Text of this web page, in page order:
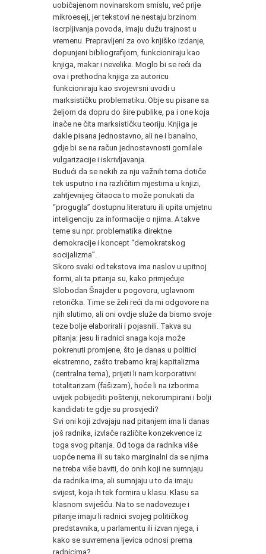
uobičajenom novinarskom smislu, već prije
mikroeseji, jer tekstovi ne nestaju brzinom
iscrpljivanja povoda, imaju dužu trajnost u
vremenu. Prepravljeni za ovo knjiško izdanje,
dopunjeni bibliografijom, funkcioniraju kao
knjiga, makar i nevelika. Moglo bi se reći da
ova i prethodna knjiga za autoricu
funkcioniraju kao svojevrsni uvodi u
marksističku problematiku. Obje su pisane sa
željom da dopru do šire publike, pa i one koja
inače ne čita marksističku teoriju. Knjiga je
dakle pisana jednostavno, ali ne i banalno,
gdje bi se na račun jednostavnosti gomilale
vulgarizacije i iskrivljavanja.
Budući da se nekih za nju važnih tema dotiče
tek usputno i na različitim mjestima u knjizi,
zahtjevnijeg čitaoca to može ponukati da
“progugla” dostupnu literaturu ili upita umjetnu
inteligenciju za informacije o njima. A takve
teme su npr. problematika direktne
demokracije i koncept “demokratskog
socijalizma”.
Skoro svaki od tekstova ima naslov u upitnoj
formi, ali ta pitanja su, kako primjećuje
Slobodan Šnajder u pogovoru, uglavnom
retorička. Time se želi reći da mi odgovore na
njih slutimo, ali oni ovdje služe da bismo svoje
teze bolje elaborirali i pojasnili. Takva su
pitanja: jesu li radnici snaga koja može
pokrenuti promjene, što je danas u politici
ekstremno, zašto trebamo kraj kapitalizma
(centralna tema), prijeti li nam korporativni
totalitarizam (fašizam), hoće li na izborima
uvijek pobijediti pošteniji, nekorumpirani i bolji
kandidati te gdje su prosvjedi?
Svi oni koji zdvajaju nad pitanjem ima li danas
još radnika, izvlače različite konzekvence iz
toga svog pitanja. Od toga da radnika više
uopće nema ili su tako marginalni da se njima
ne treba više baviti, do onih koji ne sumnjaju
da radnika ima, ali sumnjaju u to da imaju
svijest, koja ih tek formira u klasu. Klasu sa
klasnom sviješću. Na to se nadovezuje i
pitanje imaju li radnici svojeg političkog
predstavnika, u parlamentu ili izvan njega, i
kako se suvremena ljevica odnosi prema
radnicima?